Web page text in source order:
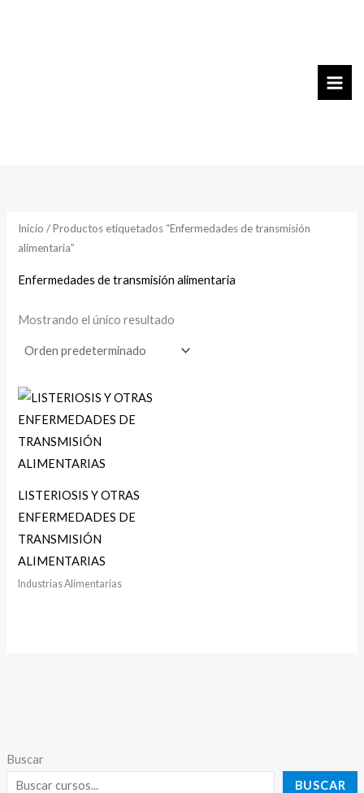
Buscar
BUSCAR
Inicio / Productos etiquetados “Enfermedades de transmisión
alimentaria”
Enfermedades de transmisión alimentaria
Mostrando el único resultado
LISTERIOSIS Y OTRAS
ENFERMEDADES DE
TRANSMISIÓN
ALIMENTARIAS
Industrias Alimentarias